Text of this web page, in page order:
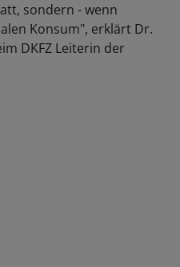
sondern - wenn
Konsum", erklärt Dr.
DKFZ Leiterin der